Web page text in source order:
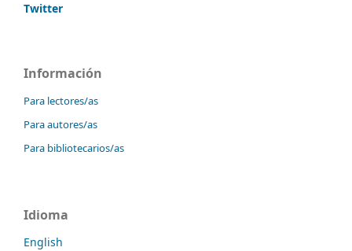
Twitter
Información
Para lectores/as
Para autores/as
Para bibliotecarios/as
Idioma
English